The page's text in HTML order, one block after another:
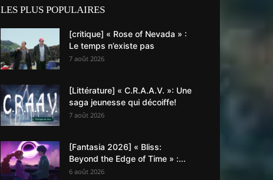
LES PLUS POPULAIRES
[critique] « Rose of Nevada » :
Le temps n’existe pas
7 août 2026
[Littérature] « C.R.A.A.V. »: Une
saga jeunesse qui décoiffe!
7 août 2026
[Fantasia 2026] « Bliss:
Beyond the Edge of Time » :...
6 août 2026